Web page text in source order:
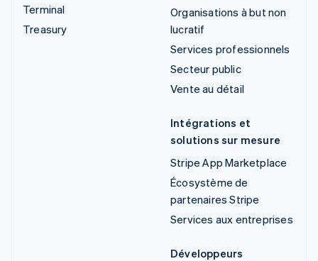
Terminal
Treasury
Organisations à but non
lucratif
Services professionnels
Secteur public
Vente au détail
Intégrations et
solutions sur mesure
Stripe App Marketplace
Écosystème de
partenaires Stripe
Services aux entreprises
Développeurs